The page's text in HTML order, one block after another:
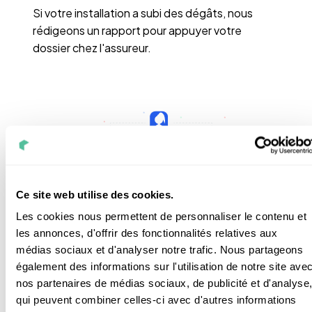
Ce site web utilise des cookies.
Les cookies nous permettent de personnaliser le contenu et
les annonces, d'offrir des fonctionnalités relatives aux
médias sociaux et d'analyser notre trafic. Nous partageons
également des informations sur l'utilisation de notre site
nos partenaires de médias sociaux, de publicité et d'analyse,
qui peuvent combiner celles-ci avec d'autres informations
Si votre installation a subi des dégâts, nous
rédigeons un rapport pour appuyer votre
dossier chez l'assureur.
Suivi de votre dossier assurance